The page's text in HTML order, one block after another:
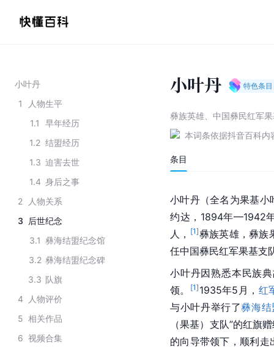
小叶丹
1
人物生平
1.1
早年经历
1.2 结盟经历
1.3 迫害去世
1.4 身后之事
2
人物关系
3
后世纪念
3.1 彝海结盟纪念馆
3.2 彝海结盟纪念碑
3.3 队旗
4
人物评价
5 相关作品
6 视频合集
小叶丹 特色条目
彝族英雄、中国彝民红军
本词条依据抖音百科内
条目
小叶丹（全名为果基小
约达，1894年—1942
人， [1]彝族英雄，彝族
任中国彝民红军果基支
小叶丹因熟悉本民族
领。
[1] 1935年5月， 红
与小叶丹举行了彝海结
（果基）支队”的红旗
的向导带领下，顺利